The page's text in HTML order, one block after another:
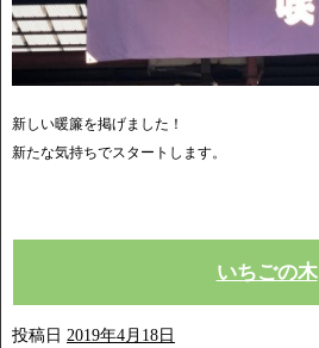
新しい暖簾を掲げました！
新たな気持ちでスタートします。
いちごの木
投稿日 2019年4月18日